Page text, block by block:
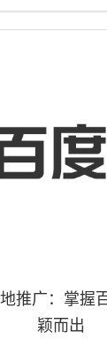
推广：掌握
颖而出